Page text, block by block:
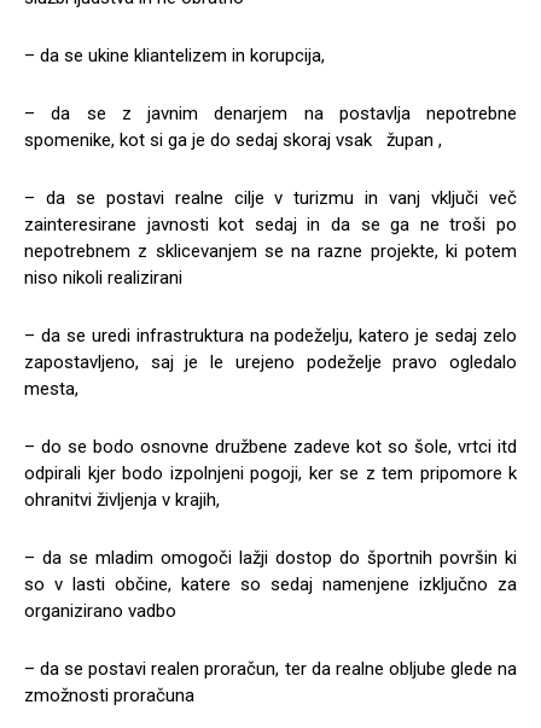
– da se ukine kliantelizem in korupcija,
– da se z javnim denarjem na postavlja nepotrebne
spomenike, kot si ga je do sedaj skoraj vsak župan ,
– da se postavi realne cilje v turizmu in vanj vključi več
zainteresirane javnosti kot sedaj in da se ga ne troši po
nepotrebnem z sklicevanjem se na razne projekte, ki potem
niso nikoli realizirani
– da se uredi infrastruktura na podeželju, katero je sedaj zelo
zapostavljeno, saj je le urejeno podeželje pravo ogledalo
mesta,
– do se bodo osnovne družbene zadeve kot so šole, vrtci itd
odpirali kjer bodo izpolnjeni pogoji, ker se z tem pripomore k
ohranitvi življenja v krajih,
– da se mladim omogoči lažji dostop do športnih površin ki
so v lasti občine, katere so sedaj namenjene izključno za
organizirano vadbo
– da se postavi realen proračun, ter da realne obljube glede na
zmožnosti proračuna